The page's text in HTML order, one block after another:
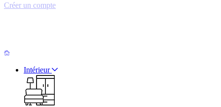
Créer un compte
Intérieur